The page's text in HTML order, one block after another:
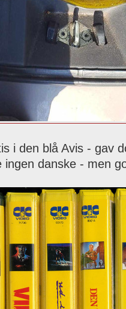
i den blå Avis - gav
danske - men